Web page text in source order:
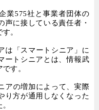
業575社と事業者団体の
声に接している責任者・
。
は「スマートシニア」に
ートシニアとは、情報武
す。
アの増加によって、実際
り方が通用しなくなった